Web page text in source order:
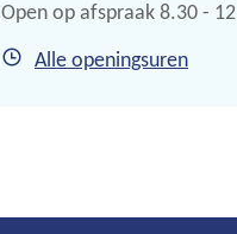
Open op afspraak 8.30 - 12
Alle openingsurenMilieu